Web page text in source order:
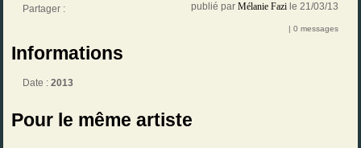
Partager : publié par Mélanie Fazi le 21/03/13
| 0 messages
Informations
Date :2013
Pour le même artiste